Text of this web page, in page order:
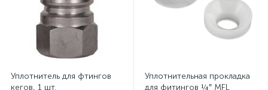
Уплотнитель для фтингов
кегов, 1 шт.
Уплотнительная прокладка
для фитингов ¼″ MFL